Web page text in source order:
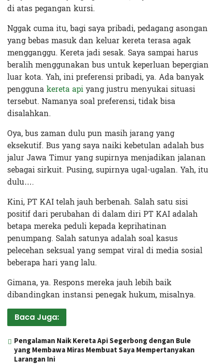
di atas pegangan kursi.
Nggak cuma itu, bagi saya pribadi, pedagang asongan
yang bebas masuk dan keluar kereta terasa agak
mengganggu. Kereta jadi sesak. Saya sampai harus
beralih menggunakan bus untuk keperluan bepergian
luar kota. Yah, ini preferensi pribadi, ya. Ada banyak
penggunakereta apiyang justru menyukai situasi
tersebut. Namanya soal preferensi, tidak bisa
disalahkan.
Oya, bus zaman dulu pun masih jarang yang
eksekutif. Bus yang saya naiki kebetulan adalah bus
jalur Jawa Timur yang supirnya menjadikan jalanan
sebagai sirkuit. Pusing, supirnya ugal-ugalan. Yah, itu
dulu….
Kini, PT KAI telah jauh berbenah. Salah satu sisi
positif dari perubahan di dalam diri PT KAI adalah
betapa mereka peduli kepada keprihatinan
penumpang. Salah satunya adalah soal kasus
pelecehan seksual yang sempat viral di media sosial
beberapa hari yang lalu.
Gimana, ya. Respons mereka jauh lebih baik
dibandingkan instansi penegak hukum, misalnya.
Baca Juga:
Pengalaman Naik Kereta Api Segerbong dengan Bule
yang Membawa Miras Membuat Saya Mempertanyakan
Larangan Ini